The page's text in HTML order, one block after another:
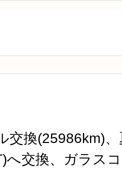
交換(25986km)
へ交換、ガラス